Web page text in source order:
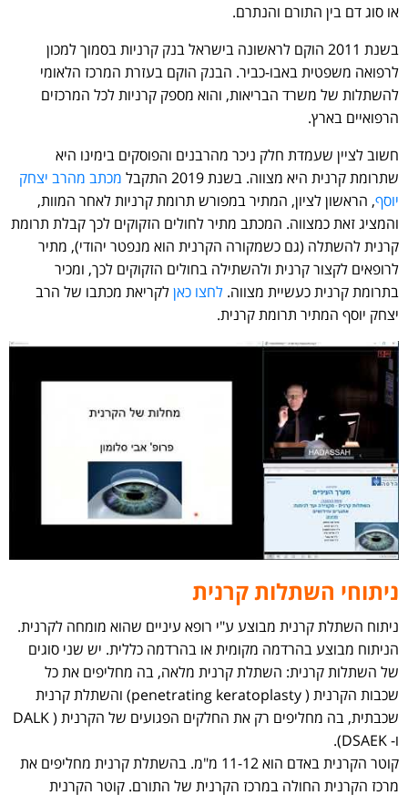
או סוג דם בין התורם והנתרם.
בשנת 2011 הוקם לראשונה בישראל בנק קרניות בסמוך למכון
לרפואה משפטית באבו-כביר. הבנק הוקם בעזרת המרכז הלאומי
להשתלות של משרד הבריאות, והוא מספק קרניות לכל המרכזים
הרפואיים בארץ.
חשוב לציין שעמדת חלק ניכר מהרבנים והפוסקים בימינו היא
שתרומת קרנית היא מצווה. בשנת 2019 התקבל
מכתב מהרב יצחק
יוסף, הראשון לציון, המתיר במפורש תרומת קרניות לאחר המוות,
והמציג זאת כמצווה. המכתב מתיר לחולים הזקוקים לכך קבלת תרומת
קרנית להשתלה (גם כשמקורה הקרנית הוא מנפטר יהודי), מתיר
לרופאים לקצור קרנית ולהשתילה בחולים הזקוקים לכך, ומכיר
בתרומת קרנית כעשיית מצווה. לחצו כאןלקריאת מכתבו של הרב
יצחק יוסף המתיר תרומת קרנית.
ניתוחי השתלות קרנית
ניתוח השתלת קרנית מבוצע ע"י רופא עיניים שהוא מומחה לקרנית.
הניתוח מבוצע בהרדמה מקומית או בהרדמה כללית. יש שני סוגים
של השתלות קרנית: השתלת קרנית מלאה, בה מחליפים את כל
שכבות הקרנית ( penetrating keratoplasty) והשתלת קרנית
שכבתית, בה מחליפים רק את החלקים הפגועים של הקרנית ( DALK
ו- DSAEK).
קוטר הקרנית באדם הוא 11-12 מ"מ. בהשתלת קרנית מחליפים את
מרכז הקרנית החולה במרכז הקרנית של התורם. קוטר הקרנית